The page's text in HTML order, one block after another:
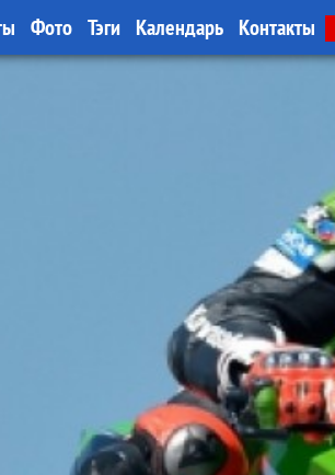
Фото Тэги Календарь Контакты